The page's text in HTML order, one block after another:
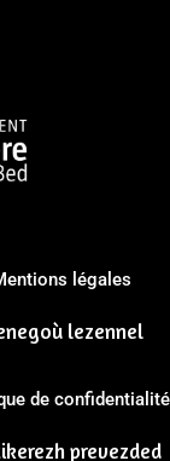
légales
lezennel
de confidentialité
prevezded